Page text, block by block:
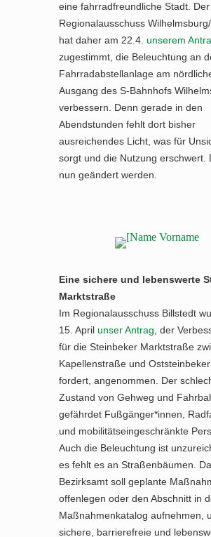
eine fahrradfreundliche Stadt. Der
Regionalausschuss
hat daher am 22.4. unserem
zugestimmt, die Beleuchtung an
Fahrradabstellanlage am
Ausgang des S-Bahnhofs
verbessern. Denn gerade in den
Abendstunden fehlt dort bisher
ausreichendes Licht, was für
sorgt und die Nutzung erschwert.
nun geändert werden.
Eine sichere und lebenswerte
Marktstraße
Im Regionalausschuss Billstedt
15. April unser Antrag , der
für die Steinbeker Marktstraße
Kapellenstraße und
fordert, angenommen. Der
Zustand von Gehweg und
gefährdet Fußgänger*innen,
und mobilitätseingeschränkte
Auch die Beleuchtung ist
es fehlt es an Straßenbäumen.
Bezirksamt soll geplante
offenlegen oder den Abschnitt in
Maßnahmenkatalog aufnehmen,
sichere, barrierefreie und